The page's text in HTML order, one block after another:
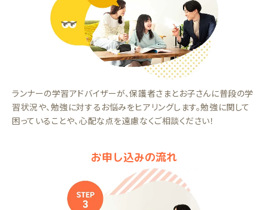
ランナーの学習アドバイザーが、保護者さまとお子さんに普段の学
習状況や、勉強に対するお悩みをヒアリングします。勉強に関して
困っていることや、心配な点を遠慮なくご相談ください！
お申し込みの流れ